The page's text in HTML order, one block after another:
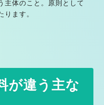
支援情報
お探しの方へ
（京浜エリア）のケアマ
主体のこと。原則として
ります。
が違う主な